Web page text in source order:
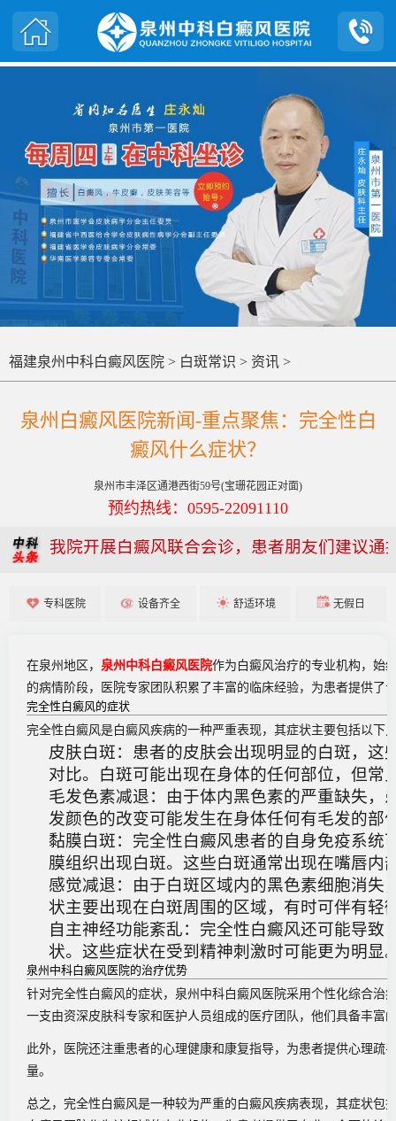
福建泉州中科白癜风医院 > 白斑常识 > 资讯 >
泉州白癜风医院新闻-重点聚焦：完全性白
癜风什么症状？
泉州市丰泽区通港西街59号(宝珊花园正对面)
预约热线：0595-22091110
我院开展白癜风联合会诊，患者朋友们建议通
专科医院 设备齐全 舒适环境 无假日
在泉州地区， 泉州中科白癜风医院作为白癜风治疗的专业机构，始
的病情阶段，医院专家团队积累了丰富的临床经验，为患者提供了
完全性白癜风的症状
完全性白癜风是白癜风疾病的一种严重表现，其症状主要包括以下
皮肤白斑：患者的皮肤会出现明显的白斑，这
对比。白斑可能出现在身体的任何部位，但
毛发色素减退 ：由于体内黑色素的严重缺失，
发颜色的改变可能发生在身体任何有毛发的部
黏膜白斑：完全性白癜风患者的自身免疫系统
膜组织出现白斑。这些白斑通常出现在嘴唇内
感觉减退 ：由于白斑区域内的黑色素细胞消失
状主要出现在白斑周围的区域，有时可伴有轻
自主神经功能紊乱：完全性白癜风还可能导致
状。这些症状在受到精神刺激时可能更为明显
泉州中科白癜风医院的治疗优势
针对完全性白癜风的症状，泉州中科白癜风医院采用个性化综合
一支由资深皮肤科专家和医护人员组成的医疗团队，他们具备丰
此外，医院还注重患者的心理健康和康复指导，为患者提供心理
量。
总之，完全性白癜风是一种较为严重的白癜风疾病表现，其症状